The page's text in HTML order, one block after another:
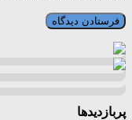
پربازدیدها